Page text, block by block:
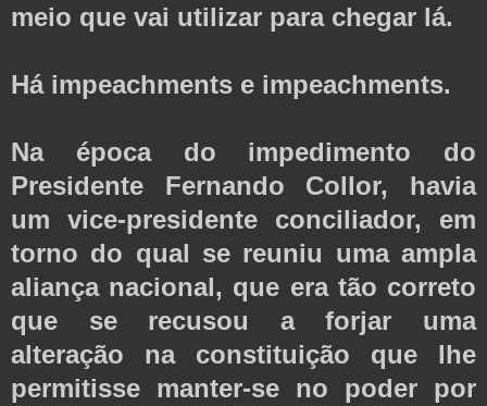
meio que vai utilizar para chegar lá.
Há impeachments e impeachments.
Na época do impedimento do
Presidente Fernando Collor, havia
um vice-presidente conciliador, em
torno do qual se reuniu uma ampla
aliança nacional, que era tão correto
que se recusou a forjar uma
alteração na constituição que lhe
permitisse manter-se no poder por